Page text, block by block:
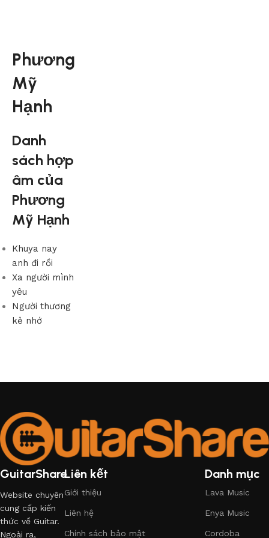
Phương
Mỹ
Hạnh
Danh
sách hợp
âm của
Phương
Mỹ Hạnh
Khuya nay
anh đi rồi
Xa người mình
yêu
Người thương
kẻ nhớ
GuitarShare
Website chuyên
cung cấp kiến
thức về Guitar.
Ngoài ra,
Liên kết
Giới thiệu
Liên hệ
Chính sách bảo mật
Danh mục
Lava Music
Enya Music
Cordoba